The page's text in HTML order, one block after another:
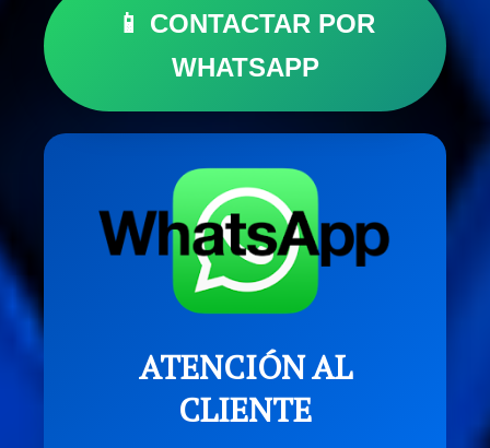
📱 CONTACTAR POR
WHATSAPP
ATENCIÓN AL
CLIENTE